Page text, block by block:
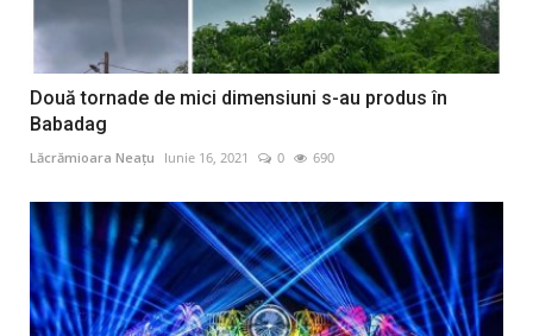
Două tornade de mici dimensiuni s-au produs în
Babadag
Lăcrămioara Neațu Iunie 16, 2021 0 690